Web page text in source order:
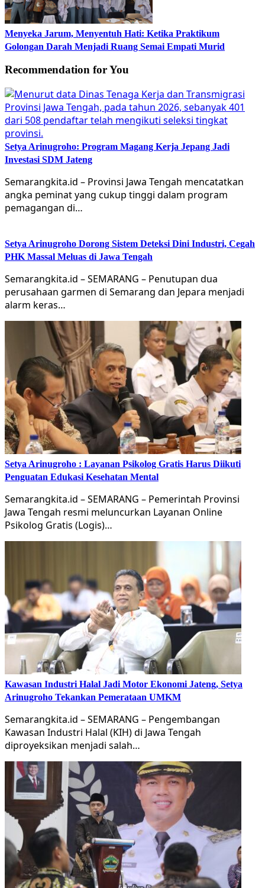
Menyeka Jarum, Menyentuh Hati: Ketika Praktikum
Golongan Darah Menjadi Ruang Semai Empati Murid
Recommendation for You
Setya Arinugroho: Program Magang Kerja Jepang Jadi
Investasi SDM Jateng
Semarangkita.id – Provinsi Jawa Tengah mencatatkan
angka peminat yang cukup tinggi dalam program
pemagangan di…
Setya Arinugroho Dorong Sistem Deteksi Dini Industri, Cegah
PHK Massal Meluas di Jawa Tengah
Semarangkita.id – SEMARANG – Penutupan dua
perusahaan garmen di Semarang dan Jepara menjadi
alarm keras…
Setya Arinugroho : Layanan Psikolog Gratis Harus Diikuti
Penguatan Edukasi Kesehatan Mental
Semarangkita.id – SEMARANG – Pemerintah Provinsi
Jawa Tengah resmi meluncurkan Layanan Online
Psikolog Gratis (Logis)…
Kawasan Industri Halal Jadi Motor Ekonomi Jateng, Setya
Arinugroho Tekankan Pemerataan UMKM
Semarangkita.id – SEMARANG – Pengembangan
Kawasan Industri Halal (KIH) di Jawa Tengah
diproyeksikan menjadi salah…